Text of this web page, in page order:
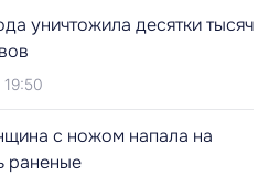
уничтожила десятки тысяч
с ножом напала на
раненые